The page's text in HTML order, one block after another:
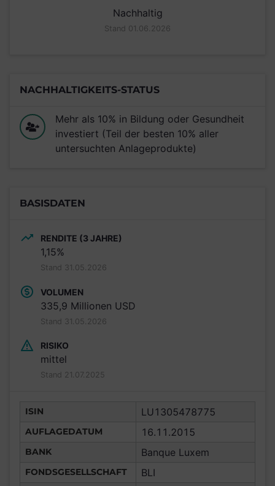
Nachhaltig
Stand 01.06.2026
NACHHALTIGKEITS-STATUS
Mehr als 10% in Bildung oder Gesundheit
investiert (Teil der besten 10% aller
untersuchten Anlageprodukte)
BASISDATEN
RENDITE (3 JAHRE)
1,15%
Stand 31.05.2026
VOLUMEN
335,9 Millionen USD
Stand 31.05.2026
RISIKO
mittel
Stand 21.07.2025
ISIN LU1305478775
AUFLAGEDATUM 16.11.2015
BANK Banque Luxem
FONDSGESELLSCHAFT BLI